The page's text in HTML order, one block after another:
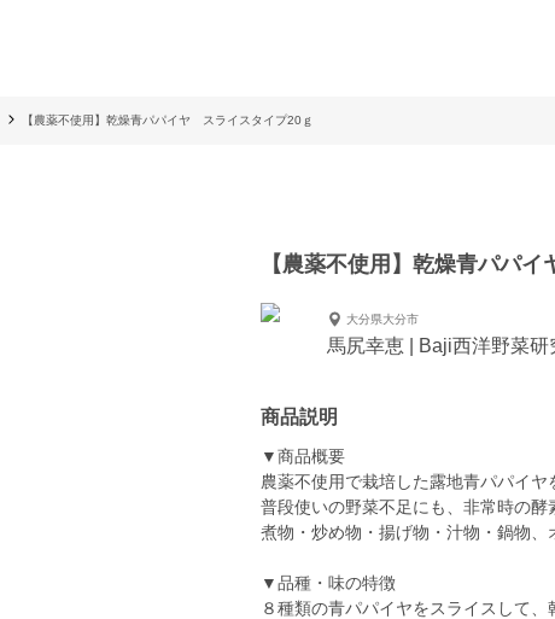
【農薬不使用】乾燥青パパイヤ スライスタイプ20ｇ
【農薬不使用】乾燥青パパ
大分県大分市
馬尻幸恵 | Baji西洋野菜研
商品説明
▼商品概要
農薬不使用で栽培した露地青パパイ
普段使いの野菜不足にも、非常時の酵
煮物・炒め物・揚げ物・汁物・鍋物、
▼品種・味の特徴
８種類の青パパイヤをスライスして、